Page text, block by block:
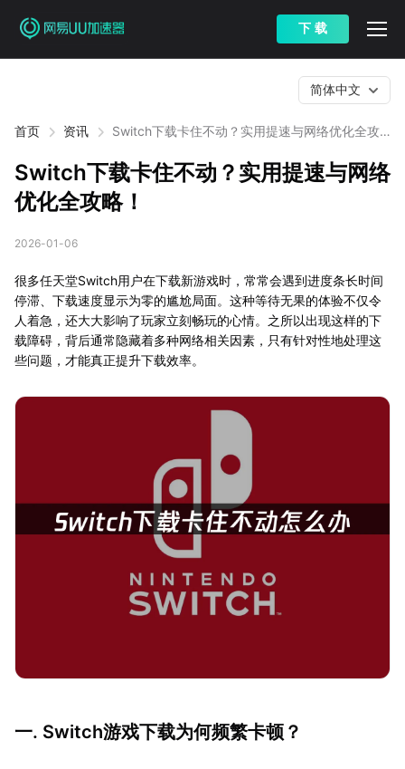
下 载
首页 资讯
Switch下载卡住不动？实用提速与网络优化全攻
简体中文
Switch下载卡住不动？实用提速与网络
优化全攻略！
2026-01-06
很多任天堂Switch用户在下载新游戏时，常常会遇到进度条长时间
停滞、下载速度显示为零的尴尬局面。这种等待无果的体验不仅令
人着急，还大大影响了玩家立刻畅玩的心情。之所以出现这样的下
载障碍，背后通常隐藏着多种网络相关因素，只有针对性地处理这
些问题，才能真正提升下载效率。
一. Switch游戏下载为何频繁卡顿？